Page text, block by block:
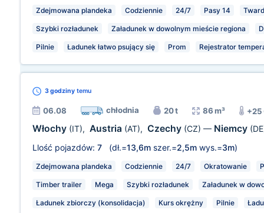
Zdejmowana plandeka Codziennie 24/7 Pasy 14
Szybki rozładunek Załadunek w dowolnym mieście regiona
Pilnie Ładunek łatwo psujący się Prom Rejestrator
3 godziny temu
06.08 chłodnia 20 t 86 m³ +25
Włochy (IT), Austria (AT), Czechy (CZ) — Niemcy
Llość pojazdów: 7 (dł.=13,6m szer.=2,5m wys.=3m)
Zdejmowana plandeka Codziennie 24/7 Okratowanie
Timber trailer Mega Szybki rozładunek Załadunek w
Ładunek zbiorczy (konsolidacja) Kurs okrężny Pilnie